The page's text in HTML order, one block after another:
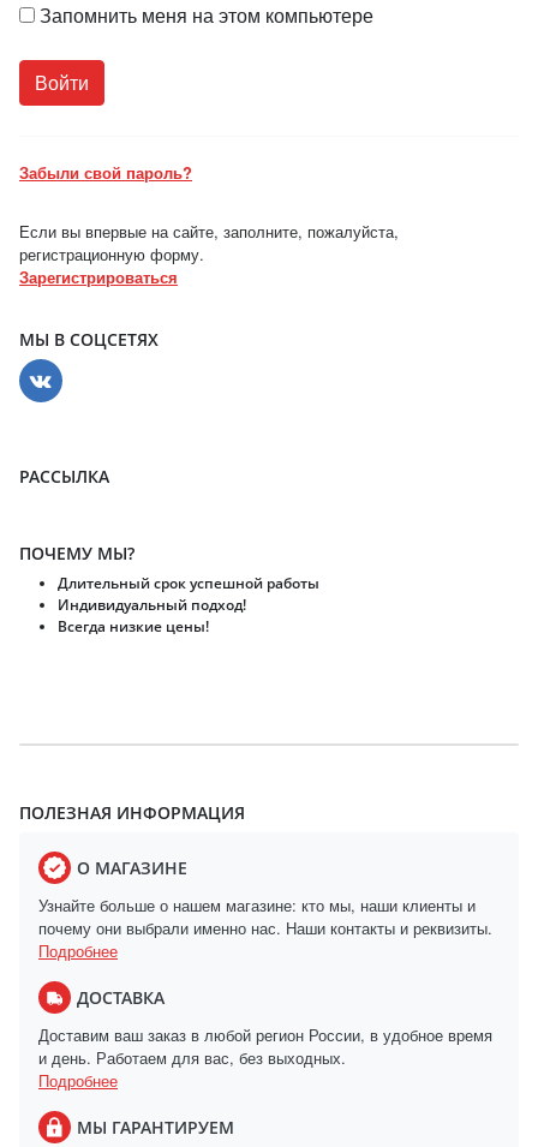
Запомнить меня на этом компьютере
Забыли свой пароль?
Если вы впервые на сайте, заполните, пожалуйста,
регистрационную форму.
Зарегистрироваться
МЫ В СОЦСЕТЯХ
РАССЫЛКА
ПОЧЕМУ МЫ?
Длительный срок успешной работы
Индивидуальный подход!
Всегда низкие цены!
ПОЛЕЗНАЯ ИНФОРМАЦИЯ
О МАГАЗИНЕ
Узнайте больше о нашем магазине: кто мы, наши клиенты и
почему они выбрали именно нас. Наши контакты и реквизиты.
Подробнее
ДОСТАВКА
Доставим ваш заказ в любой регион России, в удобное время
и день. Работаем для вас, без выходных.
Подробнее
МЫ ГАРАНТИРУЕМ